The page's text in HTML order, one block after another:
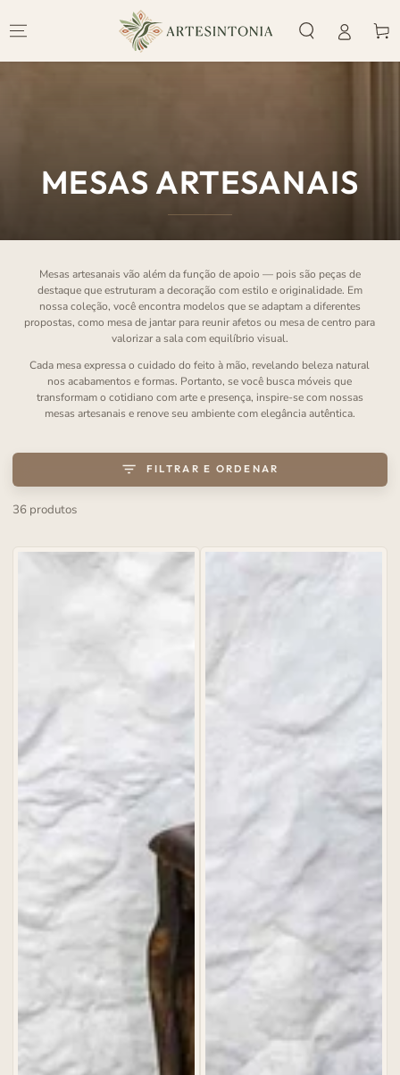
CONTEÚDO
COLEÇÃO:
MESAS ARTESANAIS
Mesas artesanais vão além da função de apoio — pois são peças de
destaque que estruturam a decoração com estilo e originalidade. Em
nossa coleção, você encontra modelos que se adaptam a diferentes
propostas, como mesa de jantar para reunir afetos ou mesa de centro para
valorizar a sala com equilíbrio visual.
Cada mesa expressa o cuidado do feito à mão, revelando beleza natural
nos acabamentos e formas. Portanto, se você busca móveis que
transformam o cotidiano com arte e presença, inspire-se com nossas
mesas artesanais e renove seu ambiente com elegância autêntica.
FILTRAR E ORDENAR
36 produtos